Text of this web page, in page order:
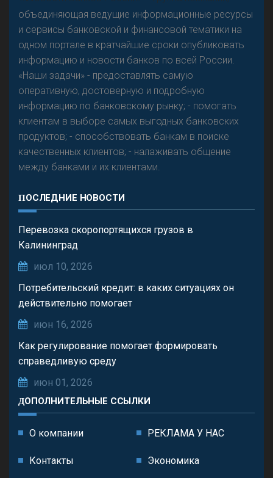
объединяющая ведущие информационные ресурсы
и сервисы банковской и финансовой тематики на
одном портале в кратчайшие сроки опубликовать
информацию и новости банков по всей России.
«Наши задачи» - предоставлять самую
оперативную, достоверную и подробную
информацию по банковскому рынку; - помогать
клиентам в выборе самых выгодных банковских
продуктов; - способствовать банкам в поиске
качественных клиентов; - налаживать общение
между банками и их клиентами.
ПОСЛЕДНИЕ НОВОСТИ
Перевозка скоропортящихся грузов в
Калининград
июл 10, 2026
Потребительский кредит: в каких ситуациях он
действительно помогает
июн 16, 2026
Как регулирование помогает формировать
справедливую среду
июн 01, 2026
ДОПОЛНИТЕЛЬНЫЕ ССЫЛКИ
О компании РЕКЛАМА У НАС
Контакты Экономика